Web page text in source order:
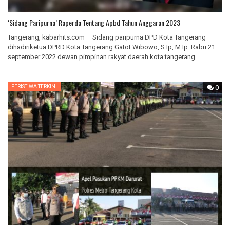
‘Sidang Paripurna’ Raperda Tentang Apbd Tahun Anggaran 2023
Tangerang, kabarhits.com – Sidang paripurna DPD Kota Tangerang
dihadiriketua DPRD Kota Tangerang Gatot Wibowo, S.Ip,.M.Ip. Rabu 21
september 2022 dewan pimpinan rakyat daerah kota tangerang…
0
PERISTIWA TERKINI